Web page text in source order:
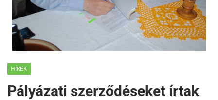
HÍREK
Pályázati szerződéseket írtak